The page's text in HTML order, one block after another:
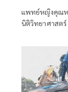
แพทย์หญิงคุณห
นิติวิทยาศาสตร์
เวช และแพทย์